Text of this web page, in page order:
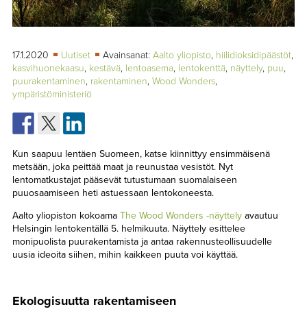
TAPAHTUMAT
17.1.2020 Uutiset Avainsanat: Aalto yliopisto, hiilidioksidipäästöt,
kasvihuonekaasu, kestävä, lentoasema, lentokenttä, näyttely, puu,
puurakentaminen, rakentaminen, Wood Wonders,
ympäristöministeriö
Kun saapuu lentäen Suomeen, katse kiinnittyy ensimmäisenä
metsään, joka peittää maat ja reunustaa vesistöt. Nyt
lentomatkustajat pääsevät tutustumaan suomalaiseen
puuosaamiseen heti astuessaan lentokoneesta.
Aalto yliopiston kokoama The Wood Wonders -näyttelyavautuu
Helsingin lentokentällä 5. helmikuuta. Näyttely esittelee
monipuolista puurakentamista ja antaa rakennusteollisuudelle
uusia ideoita siihen, mihin kaikkeen puuta voi käyttää.
Ekologisuutta rakentamiseen